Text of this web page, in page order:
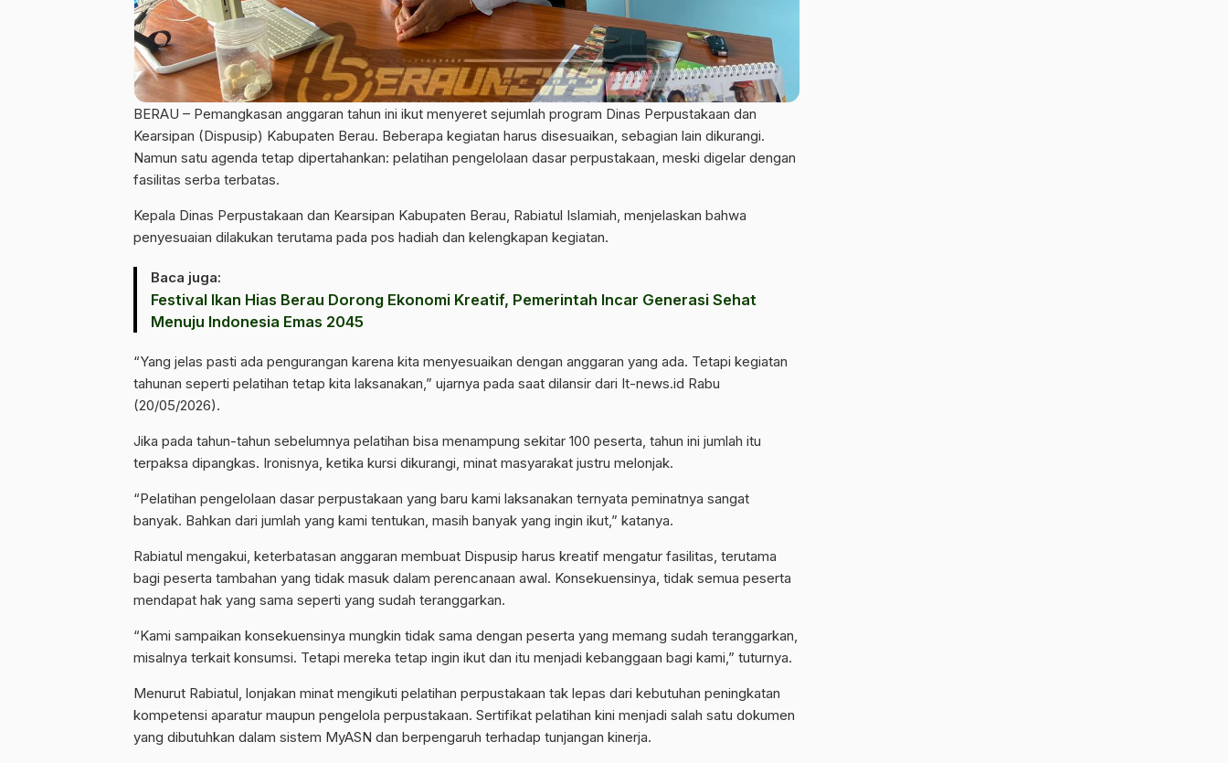
BERAU – Pemangkasan anggaran tahun ini ikut menyeret sejumlah program Dinas Perpustakaan dan
Kearsipan (Dispusip) Kabupaten Berau. Beberapa kegiatan harus disesuaikan, sebagian lain dikurangi.
Namun satu agenda tetap dipertahankan: pelatihan pengelolaan dasar perpustakaan, meski digelar dengan
fasilitas serba terbatas.
Kepala Dinas Perpustakaan dan Kearsipan Kabupaten Berau, Rabiatul Islamiah, menjelaskan bahwa
penyesuaian dilakukan terutama pada pos hadiah dan kelengkapan kegiatan.
Baca juga:
‎Festival Ikan Hias Berau Dorong Ekonomi Kreatif, Pemerintah Incar Generasi Sehat
Menuju Indonesia Emas 2045
“Yang jelas pasti ada pengurangan karena kita menyesuaikan dengan anggaran yang ada. Tetapi kegiatan
tahunan seperti pelatihan tetap kita laksanakan,” ujarnya pada saat dilansir dari It-news.id Rabu
(20/05/2026).
Jika pada tahun-tahun sebelumnya pelatihan bisa menampung sekitar 100 peserta, tahun ini jumlah itu
terpaksa dipangkas. Ironisnya, ketika kursi dikurangi, minat masyarakat justru melonjak.
“Pelatihan pengelolaan dasar perpustakaan yang baru kami laksanakan ternyata peminatnya sangat
banyak. Bahkan dari jumlah yang kami tentukan, masih banyak yang ingin ikut,” katanya.
Rabiatul mengakui, keterbatasan anggaran membuat Dispusip harus kreatif mengatur fasilitas, terutama
bagi peserta tambahan yang tidak masuk dalam perencanaan awal. Konsekuensinya, tidak semua peserta
mendapat hak yang sama seperti yang sudah teranggarkan.
“Kami sampaikan konsekuensinya mungkin tidak sama dengan peserta yang memang sudah teranggarkan,
misalnya terkait konsumsi. Tetapi mereka tetap ingin ikut dan itu menjadi kebanggaan bagi kami,” tuturnya.
Menurut Rabiatul, lonjakan minat mengikuti pelatihan perpustakaan tak lepas dari kebutuhan peningkatan
kompetensi aparatur maupun pengelola perpustakaan. Sertifikat pelatihan kini menjadi salah satu dokumen
yang dibutuhkan dalam sistem MyASN dan berpengaruh terhadap tunjangan kinerja.